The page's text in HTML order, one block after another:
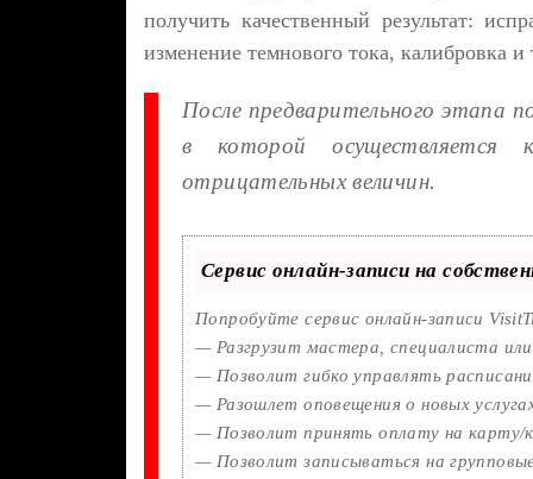
получить качественный результат:
изменение темнового тока, калибровка и
После предварительного этапа
в которой осуществляется
отрицательных величин.
Сервис онлайн-записи на
Попробуйте сервис онлайн-записи
— Разгрузит мастера, специалиста
— Позволит гибко управлять
— Разошлет оповещения о новых
— Позволит принять оплату на карту/
— Позволит записываться на